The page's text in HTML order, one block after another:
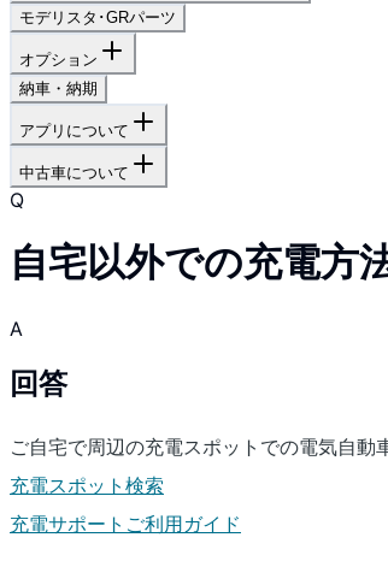
モデリスタ･GRパーツ
オプション
納車・納期
アプリについて
中古車について
Q
自宅以外での充電方
A
回答
ご自宅で周辺の充電スポットでの電気自動
充電スポット検索
充電サポートご利用ガイド